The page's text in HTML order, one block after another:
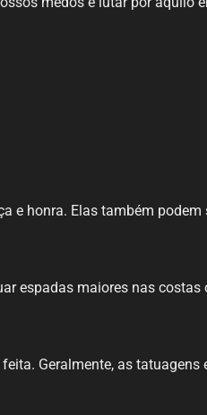
e honra. Elas também
espadas maiores nas
Geralmente, as